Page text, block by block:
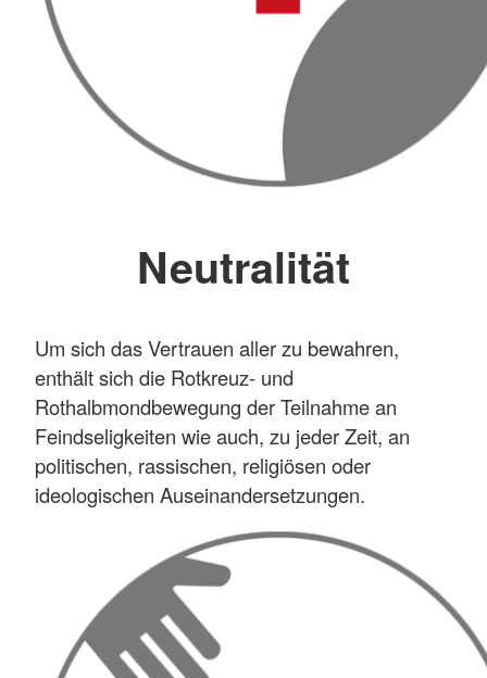
Neutralität
Um sich das Vertrauen aller zu bewahren,
enthält sich die Rotkreuz- und
Rothalbmondbewegung der Teilnahme an
Feindseligkeiten wie auch, zu jeder Zeit, an
politischen, rassischen, religiösen oder
ideologischen Auseinandersetzungen.